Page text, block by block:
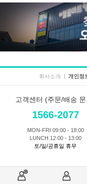
회사소개 개인정
고객센터 (주문/배송
1566-2077
MON-FRI 09:00 - 18:00
LUNCH 12:00 - 13:00
토/일/공휴일 휴무